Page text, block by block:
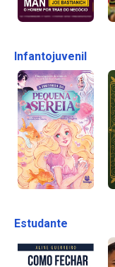
Infantojuvenil
Estudante